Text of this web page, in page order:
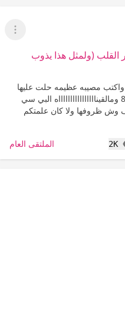
عرض
القلب (ولمثل هذا يذوب
مصيبه عظيمه حلت عليها
البي سي يقول ادعولي ولدي خرج من 8 ومالقينااااااااااااااااه البي سي
معرف وش ظروفها ولا كان علمتكم
2K الملتقى العام